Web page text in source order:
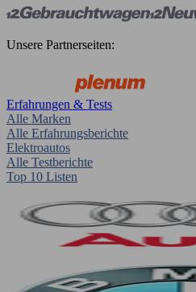
Unsere Partnerseiten:
Erfahrungen & Tests
Alle Marken
Alle Erfahrungsberichte
Elektroautos
Alle Testberichte
Top 10 Listen